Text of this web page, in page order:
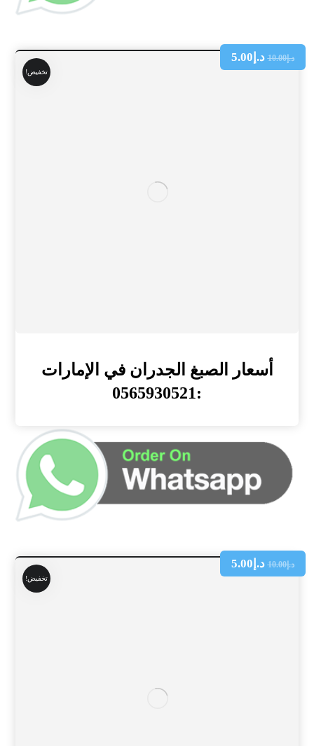
تخفيض!
أسعار الصبغ الجدران في الإمارات
:0565930521
د.إ10.00 د.إ 5.00
تخفيض!
د.إ10.00 د.إ 5.00